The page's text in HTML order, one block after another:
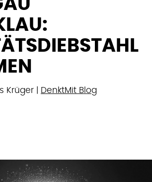
Krüger | DenktMit Blog